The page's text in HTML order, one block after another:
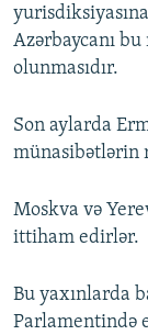
Azərbaycanı
olunmasıdır.
Son aylarda
münasibətlərin
Moskva və
ittiham edirlər.
Bu yaxınlarda
Parlamentində